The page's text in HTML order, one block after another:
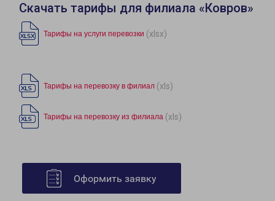
Скачать тарифы для филиала «Ковров»
Тарифы на услуги перевозки (xlsx)
Тарифы на перевозку в филиал (xls)
Тарифы на перевозку из филиала (xls)
Оформить заявку